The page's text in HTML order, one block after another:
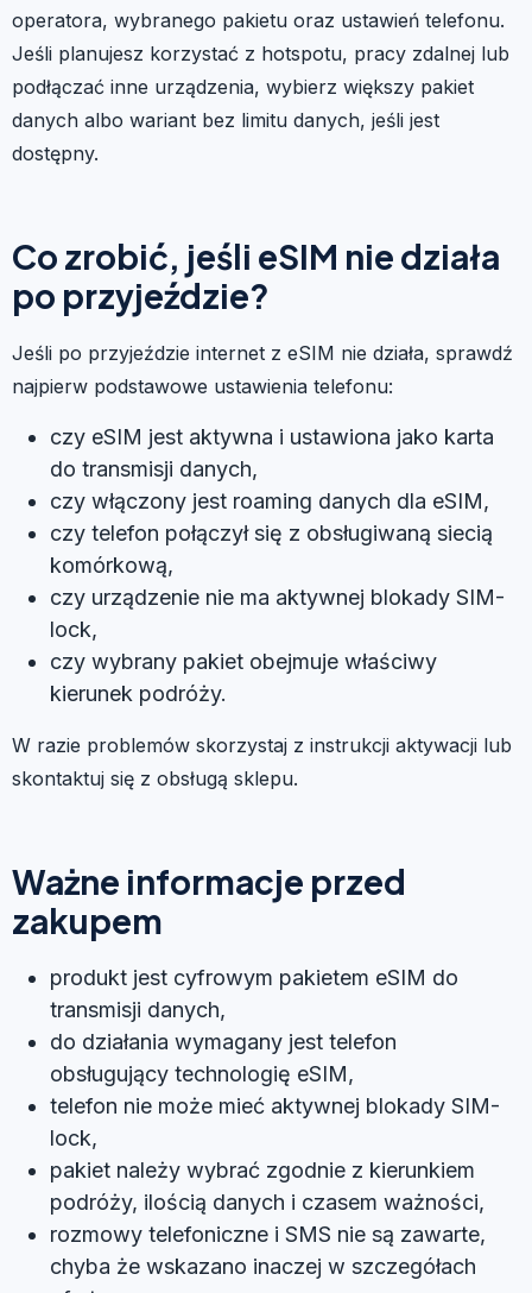
operatora, wybranego pakietu oraz ustawień telefonu.
Jeśli planujesz korzystać z hotspotu, pracy zdalnej lub
podłączać inne urządzenia, wybierz większy pakiet
danych albo wariant bez limitu danych, jeśli jest
dostępny.
Co zrobić, jeśli eSIM nie działa
po przyjeździe?
Jeśli po przyjeździe internet z eSIM nie działa, sprawdź
najpierw podstawowe ustawienia telefonu:
czy eSIM jest aktywna i ustawiona jako karta
do transmisji danych,
czy włączony jest roaming danych dla eSIM,
czy telefon połączył się z obsługiwaną siecią
komórkową,
czy urządzenie nie ma aktywnej blokady SIM-
lock,
czy wybrany pakiet obejmuje właściwy
kierunek podróży.
W razie problemów skorzystaj z instrukcji aktywacji lub
skontaktuj się z obsługą sklepu.
Ważne informacje przed
zakupem
produkt jest cyfrowym pakietem eSIM do
transmisji danych,
do działania wymagany jest telefon
obsługujący technologię eSIM,
telefon nie może mieć aktywnej blokady SIM-
lock,
pakiet należy wybrać zgodnie z kierunkiem
podróży, ilością danych i czasem ważności,
rozmowy telefoniczne i SMS nie są zawarte,
chyba że wskazano inaczej w szczegółach